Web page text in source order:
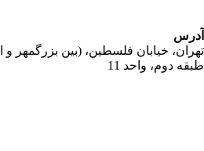
دوم، واحد 11